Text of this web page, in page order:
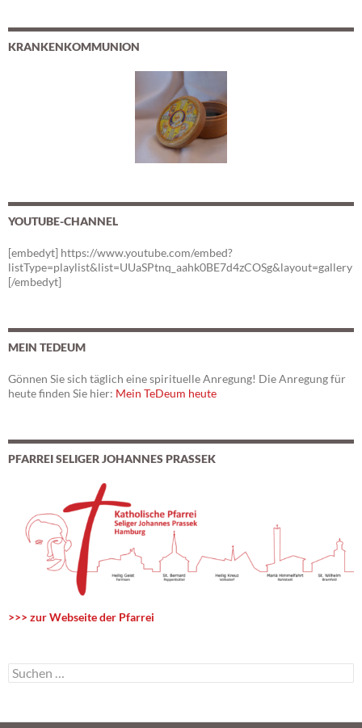
KRANKENKOMMUNION
YOUTUBE-CHANNEL
[embedyt] https://www.youtube.com/embed?
listType=playlist&list=UUaSPtnq_aahk0BE7d4zCOSg&layout=gallery
[/embedyt]
MEIN TEDEUM
Gönnen Sie sich täglich eine spirituelle Anregung! Die Anregung für
heute finden Sie hier: Mein TeDeum heute
PFARREI SELIGER JOHANNES PRASSEK
>>> zur Webseite der Pfarrei
S
u